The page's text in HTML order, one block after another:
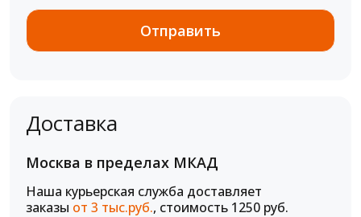
Доставка
Москва в пределах МКАД
Наша курьерская служба доставляет
заказы от 3 тыс.руб., стоимость 1250 руб.